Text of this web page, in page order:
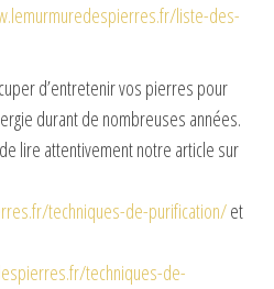
liste-des-
d’entretenir vos pierres pour
durant de nombreuses années.
lire attentivement notre article sur
techniques-de-purification/et
techniques-de-